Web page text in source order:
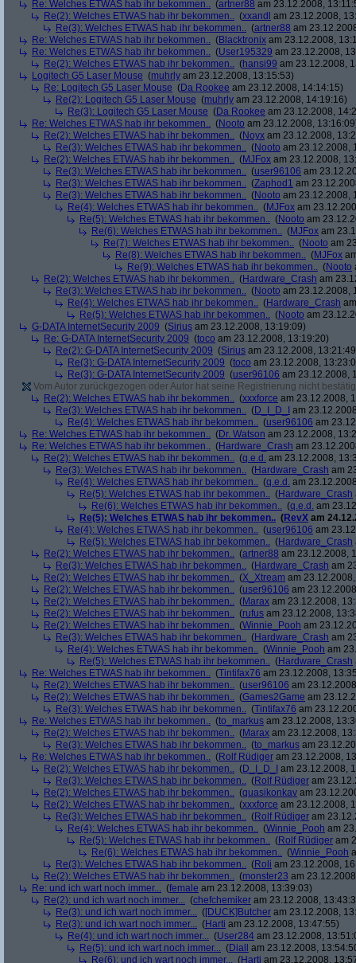
Re: Welches ETWAS hab ihr bekommen.. (artner88 am 23.12.2008,
Re(2): Welches ETWAS hab ihr bekommen.. (xxandl am 23.12.2008,
Re(3): Welches ETWAS hab ihr bekommen.. (artner88 am
Re: Welches ETWAS hab ihr bekommen.. (Blacktronix am 23.12.2008,
Re: Welches ETWAS hab ihr bekommen.. (User195329 am 23.12.2008,
Re(2): Welches ETWAS hab ihr bekommen.. (hansi99 am 23.12.2008,
Logitech G5 Laser Mouse (muhrly am 23.12.2008, 13:15:53)
Re: Logitech G5 Laser Mouse (Da Rookee am 23.12.2008, 14:14:15)
Re(2): Logitech G5 Laser Mouse (muhrly am 23.12.2008, 14:19:16)
Re(3): Logitech G5 Laser Mouse (Da Rookee am 23.12.2008,
Re: Welches ETWAS hab ihr bekommen.. (Nooto am 23.12.2008,
Re(2): Welches ETWAS hab ihr bekommen.. (Noyx am 23.12.2008,
Re(3): Welches ETWAS hab ihr bekommen.. (Nooto am 23.12.2008,
Re(2): Welches ETWAS hab ihr bekommen.. (MJFox am 23.12.2008,
Re(3): Welches ETWAS hab ihr bekommen.. (user96106 am
Re(3): Welches ETWAS hab ihr bekommen.. (Zaphod1 am
Re(3): Welches ETWAS hab ihr bekommen.. (Nooto am 23.12.2008,
Re(4): Welches ETWAS hab ihr bekommen.. (MJFox am
Re(5): Welches ETWAS hab ihr bekommen.. (Nooto am
Re(6): Welches ETWAS hab ihr bekommen.. (MJFox am
Re(7): Welches ETWAS hab ihr bekommen.. (Nooto am
Re(8): Welches ETWAS hab ihr bekommen.. (MJFox
Re(9): Welches ETWAS hab ihr bekommen.. (Nooto
Re(2): Welches ETWAS hab ihr bekommen.. (Hardware_Crash am
Re(3): Welches ETWAS hab ihr bekommen.. (Nooto am 23.12.2008,
Re(4): Welches ETWAS hab ihr bekommen.. (Hardware_Crash
Re(5): Welches ETWAS hab ihr bekommen.. (Nooto am
G-DATA InternetSecurity 2009 (Sirius am 23.12.2008, 13:19:09)
Re: G-DATA InternetSecurity 2009 (toco am 23.12.2008, 13:19:20)
Re(2): G-DATA InternetSecurity 2009 (Sirius am 23.12.2008,
Re(3): G-DATA InternetSecurity 2009 (toco am 23.12.2008,
Re(3): G-DATA InternetSecurity 2009 (user96106 am 23.12.2008,
Vom Autor zurückgezogen oder Autor hat seine Registrierung nicht
Re(2): Welches ETWAS hab ihr bekommen.. (xxxforce am 23.12.2008,
Re(3): Welches ETWAS hab ihr bekommen.. (D_I_D_I
am
Re(4): Welches ETWAS hab ihr bekommen.. (user96106 am
Re: Welches ETWAS hab ihr bekommen.. (Dr. Watson am 23.12.2008,
Re: Welches ETWAS hab ihr bekommen.. (Hardware_Crash am
Re(2): Welches ETWAS hab ihr bekommen.. (q.e.d. am 23.12.2008,
Re(3): Welches ETWAS hab ihr bekommen.. (Hardware_Crash am
Re(4): Welches ETWAS hab ihr bekommen.. (q.e.d. am
Re(5): Welches ETWAS hab ihr bekommen.. (Hardware_Crash
Re(6): Welches ETWAS hab ihr bekommen.. (q.e.d. am
Re(5): Welches ETWAS hab ihr bekommen.. (RevX am
Re(4): Welches ETWAS hab ihr bekommen.. (user96106 am
Re(5): Welches ETWAS hab ihr bekommen.. (Hardware_Crash
Re(2): Welches ETWAS hab ihr bekommen.. (artner88 am 23.12.2008,
Re(3): Welches ETWAS hab ihr bekommen.. (Hardware_Crash am
Re(2): Welches ETWAS hab ihr bekommen.. (X_Xtream am
Re(2): Welches ETWAS hab ihr bekommen.. (user96106 am
Re(2): Welches ETWAS hab ihr bekommen.. (Marax am 23.12.2008,
Re(2): Welches ETWAS hab ihr bekommen.. (rufus am 23.12.2008,
Re(2): Welches ETWAS hab ihr bekommen.. (Winnie_Pooh am
Re(3): Welches ETWAS hab ihr bekommen.. (Hardware_Crash am
Re(4): Welches ETWAS hab ihr bekommen.. (Winnie_Pooh am
Re(5): Welches ETWAS hab ihr bekommen.. (Hardware_Crash
Re: Welches ETWAS hab ihr bekommen.. (Tintifax76 am 23.12.2008,
Re(2): Welches ETWAS hab ihr bekommen.. (user96106 am
Re(2): Welches ETWAS hab ihr bekommen.. (Games2Game am
Re(3): Welches ETWAS hab ihr bekommen.. (Tintifax76 am
Re: Welches ETWAS hab ihr bekommen.. (to_markus am 23.12.2008,
Re(2): Welches ETWAS hab ihr bekommen.. (Marax am 23.12.2008,
Re(3): Welches ETWAS hab ihr bekommen.. (to_markus am
Re: Welches ETWAS hab ihr bekommen.. (Rolf Rüdiger am 23.12.2008,
Re(2): Welches ETWAS hab ihr bekommen.. (D_I_D_I
am 23.12.2008,
Re(3): Welches ETWAS hab ihr bekommen.. (Rolf Rüdiger am
Re(2): Welches ETWAS hab ihr bekommen.. (quasikonkav am
Re(2): Welches ETWAS hab ihr bekommen.. (xxxforce am 23.12.2008,
Re(3): Welches ETWAS hab ihr bekommen.. (Rolf Rüdiger am
Re(4): Welches ETWAS hab ihr bekommen.. (Winnie_Pooh am
Re(5): Welches ETWAS hab ihr bekommen.. (Rolf Rüdiger am
Re(6): Welches ETWAS hab ihr bekommen.. (Winnie_Pooh
Re(3): Welches ETWAS hab ihr bekommen.. (Roli am 23.12.2008,
Re(2): Welches ETWAS hab ihr bekommen.. (monster23 am
Re: und ich wart noch immer... (female am 23.12.2008, 13:39:03)
Re(2): und ich wart noch immer... (chefchemiker am 23.12.2008,
Re(3): und ich wart noch immer... ([DUCK]Butcher am 23.12.2008,
Re(3): und ich wart noch immer... (Harti am 23.12.2008, 13:47:55)
Re(4): und ich wart noch immer... (User284 am 23.12.2008,
Re(5): und ich wart noch immer... (Diall
am 23.12.2008,
Re(6): und ich wart noch immer... (Harti am 23.12.2008,